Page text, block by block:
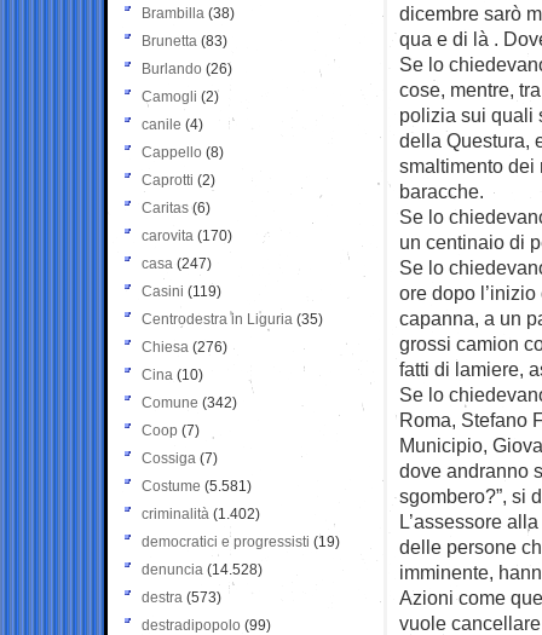
dicembre sarò
qua e di là .
Se lo
cose, mentre,
polizia sui quali
della Questura,
smaltimento dei
baracche.
Se lo
un centinaio di
Se lo
ore dopo
capanna, a un
grossi camion
fatti di lamiere,
Se lo
Roma, Stefano
Municipio,
dove andranno
sgombero?”, si
L’assessore
delle persone
imminente,
Azioni come
vuole
Brambilla (38)
Brunetta (83)
Burlando (26)
Camogli (2)
canile (4)
Cappello (8)
Caprotti (2)
Caritas (6)
carovita (170)
casa (247)
Casini (119)
Centrodestra in Liguria (35)
Chiesa (276)
Cina (10)
Comune (342)
Coop (7)
Cossiga (7)
Costume (5.581)
criminalità (1.402)
democratici e progressisti (19)
denuncia (14.528)
destra (573)
destradipopolo (99)